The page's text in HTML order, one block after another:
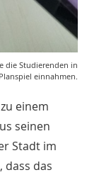
die Studierenden in
einnahmen.
einem
seinen
Stadt im
dass das